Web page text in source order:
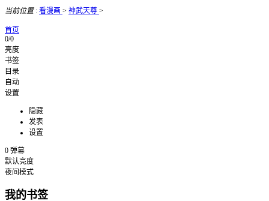
当前位置: 看漫画 > 神武天尊 >
首页
0/0
亮度
书签
目录
自动
设置
隐藏
发表
设置
0 弹幕
默认亮度
夜间模式
我的书签